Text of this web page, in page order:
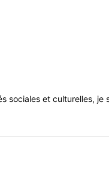
sociales et culturelles, je